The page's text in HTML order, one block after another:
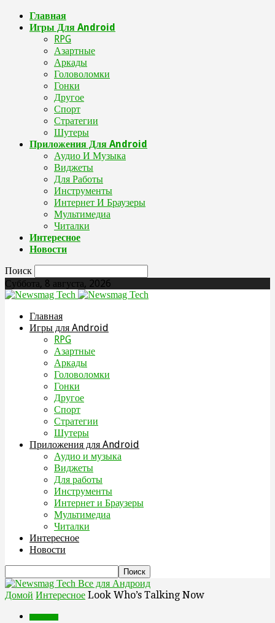
Главная
Игры Для Android
RPG
Азартные
Аркады
Головоломки
Гонки
Другое
Спорт
Стратегии
Шутеры
Приложения Для Android
Аудио И Музыка
Виджеты
Для Работы
Инструменты
Интернет И Браузеры
Мультимедиа
Читалки
Интересное
Новости
Поиск
Суббота, 8 августа, 2026
Главная
Игры для Android
RPG
Азартные
Аркады
Головоломки
Гонки
Другое
Спорт
Стратегии
Шутеры
Приложения для Android
Аудио и музыка
Виджеты
Для работы
Инструменты
Интернет и Браузеры
Мультимедиа
Читалки
Интересное
Новости
Все для Андроид
Домой Интересное Look Who’s Talking Now